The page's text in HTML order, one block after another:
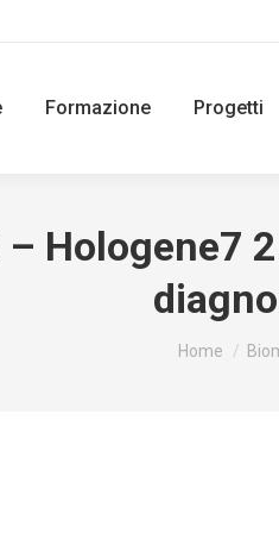
Formazione Progetti
Hologene7
You are here:
Home